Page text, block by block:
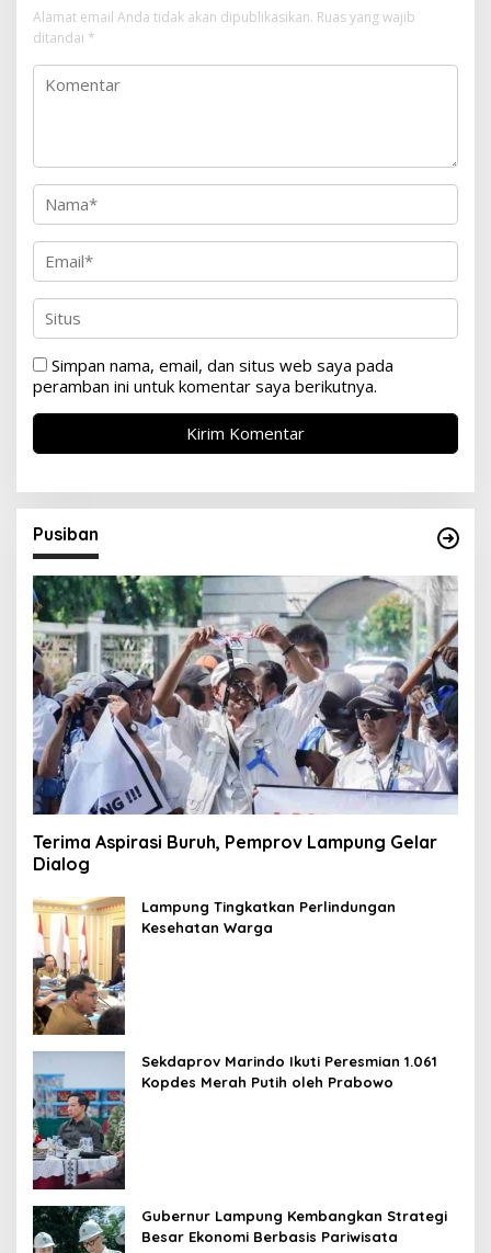
Alamat email Anda tidak akan dipublikasikan. Ruas yang wajib
ditandai *
Simpan nama, email, dan situs web saya pada
peramban ini untuk komentar saya berikutnya.
Pusiban
Terima Aspirasi Buruh, Pemprov Lampung Gelar
Dialog
Lampung Tingkatkan Perlindungan
Kesehatan Warga
Sekdaprov Marindo Ikuti Peresmian 1.061
Kopdes Merah Putih oleh Prabowo
Gubernur Lampung Kembangkan Strategi
Besar Ekonomi Berbasis Pariwisata